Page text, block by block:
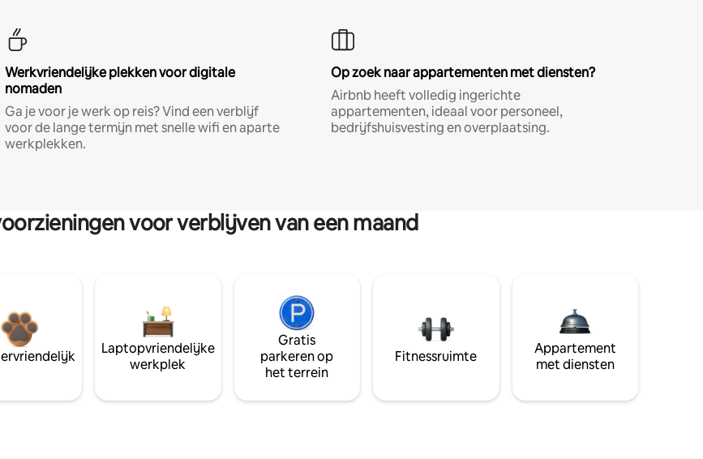
Werkvriendelijke plekken voor digitale
nomaden
Ga je voor je werk op reis? Vind een verblijf
voor de lange termijn met snelle wifi en aparte
werkplekken.
Op zoek naar appartementen met diensten?
Airbnb heeft volledig ingerichte
appartementen, ideaal voor personeel,
bedrijfshuisvesting en overplaatsing.
voor verblijven van een maand
Laptopvriendelijke
werkplek
Gratis
parkeren op
het terrein
Fitnessruimte
Appartement
met diensten